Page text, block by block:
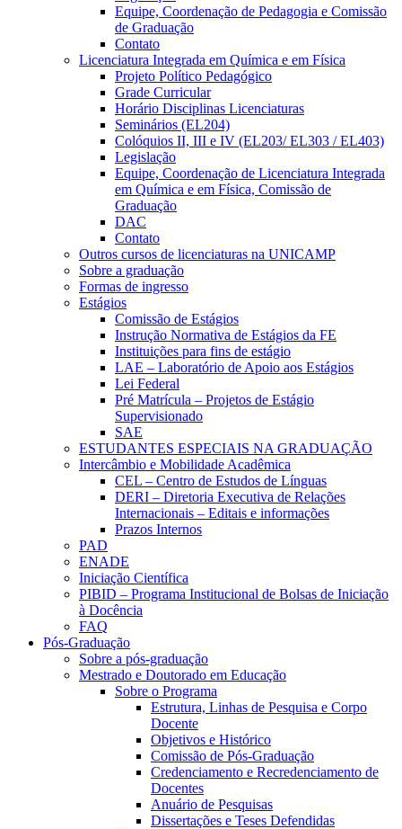
Equipe, Coordenação de Pedagogia e Comissão
de Graduação
Contato
Licenciatura Integrada em Química e em Física
Projeto Político Pedagógico
Grade Curricular
Horário Disciplinas Licenciaturas
Seminários (EL204)
Colóquios II, III e IV (EL203/ EL303 / EL403)
Legislação
Equipe, Coordenação de Licenciatura Integrada
em Química e em Física, Comissão de
Graduação
DAC
Contato
Outros cursos de licenciaturas na UNICAMP
Sobre a graduação
Formas de ingresso
Estágios
Comissão de Estágios
Instrução Normativa de Estágios da FE
Instituições para fins de estágio
LAE – Laboratório de Apoio aos Estágios
Lei Federal
Pré Matrícula – Projetos de Estágio
Supervisionado
SAE
ESTUDANTES ESPECIAIS NA GRADUAÇÃO
Intercâmbio e Mobilidade Acadêmica
CEL – Centro de Estudos de Línguas
DERI – Diretoria Executiva de Relações
Internacionais – Editais e informações
Prazos Internos
PAD
ENADE
Iniciação Científica
PIBID – Programa Institucional de Bolsas de Iniciação
à Docência
FAQ
Pós-Graduação
Sobre a pós-graduação
Mestrado e Doutorado em Educação
Sobre o Programa
Estrutura, Linhas de Pesquisa e Corpo
Docente
Objetivos e Histórico
Comissão de Pós-Graduação
Credenciamento e Recredenciamento de
Docentes
Anuário de Pesquisas
Dissertações e Teses Defendidas